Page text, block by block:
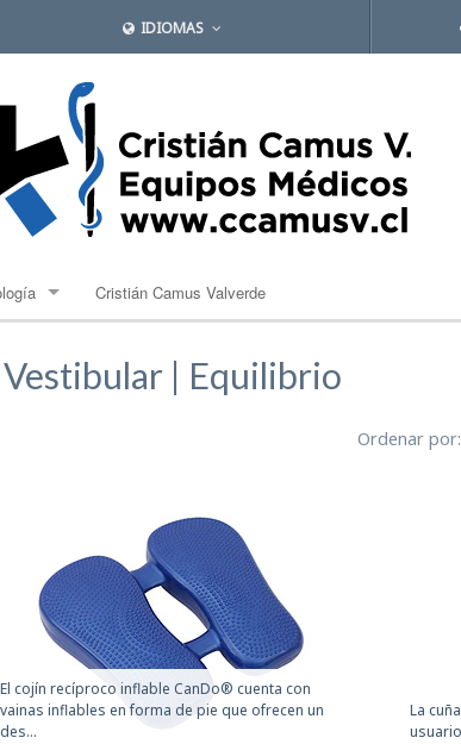
IDIOMAS
Cristián Camus Valverde
Vestibular | Equilibrio
Ordenar por:
El cojín recíproco inflable CanDo® cuenta con
vainas inflables en forma de pie que ofrecen un
des...
La